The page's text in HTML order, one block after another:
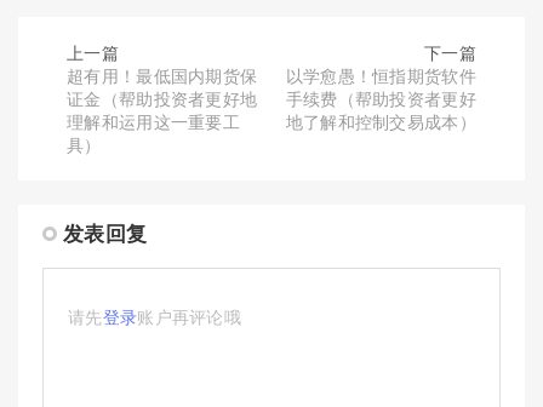
上一篇
超有用！最低国内期货保
证金（帮助投资者更好地
理解和运用这一重要工
具）
下一篇
以学愈愚！恒指期货软件
手续费（帮助投资者更好
地了解和控制交易成本）
发表回复
请先登录账户再评论哦